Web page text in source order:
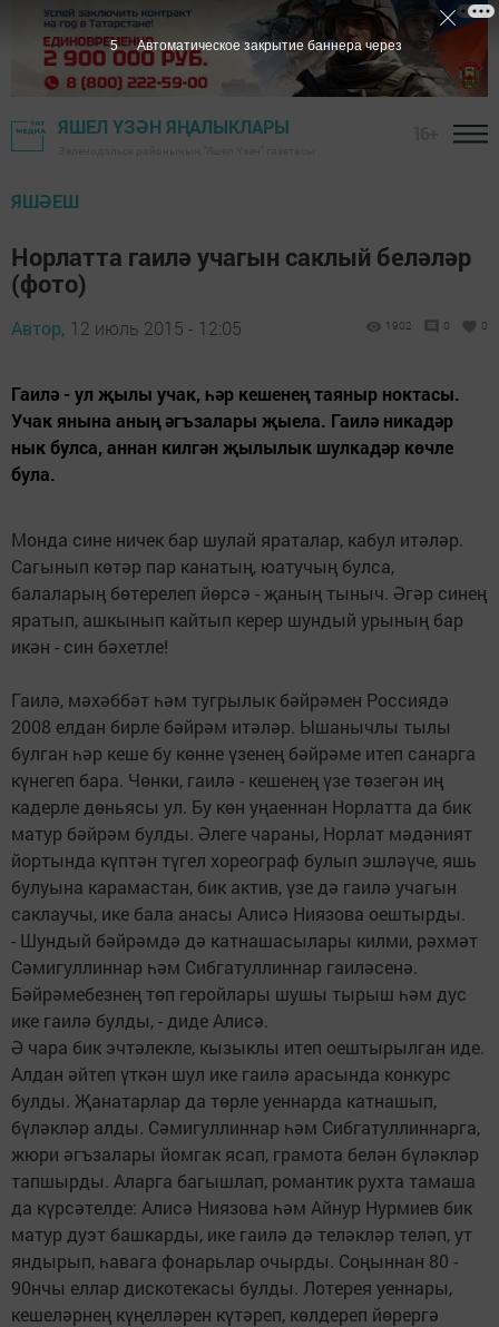
ЯШЕЛ ҮЗӘН ЯҢАЛЫКЛАРЫ
ЯШӘЕШ
Норлатта гаилә учагын саклый беләләр
(фото)
Автор, 12 июль 2015 - 12:05 1902 0 0
Гаилә - ул җылы учак, һәр кешенең таяныр ноктасы.
Учак янына аның әгъзалары җыела. Гаилә никадәр
нык булса, аннан килгән җылылык шулкадәр көчле
була.
Монда сине ничек бар шулай яраталар, кабул итәләр.
Сагынып көтәр пар канатың, юатучың булса,
балаларың бөтерелеп йөрсә - җаның тыныч. Әгәр синең
яратып, ашкынып кайтып керер шундый урының бар
икән - син бәхетле!
Гаилә, мәхәббәт һәм тугрылык бәйрәмен Россиядә
2008 елдан бирле бәйрәм итәләр. Ышанычлы тылы
булган һәр кеше бу көнне үзенең бәйрәме итеп санарга
күнегеп бара. Чөнки, гаилә - кешенең үзе төзегән иң
кадерле дөньясы ул. Бу көн уңаеннан Норлатта да бик
матур бәйрәм булды. Әлеге чараны, Норлат мәдәният
йортында күптән түгел хореограф булып эшләүче, яшь
булуына карамастан, бик актив, үзе дә гаилә учагын
саклаучы, ике бала анасы Алисә Ниязова оештырды.
- Шундый бәйрәмдә дә катнашасылары килми, рәхмәт
Сәмигуллиннар һәм Сибгатуллиннар гаиләсенә.
Бәйрәмебезнең төп геройлары шушы тырыш һәм дус
ике гаилә булды, - диде Алисә.
Ә чара бик эчтәлекле, кызыклы итеп оештырылган иде.
Алдан әйтеп үткән шул ике гаилә арасында конкурс
булды. Җанатарлар да төрле уеннарда катнашып,
бүләкләр алды. Сәмигуллиннар һәм Сибгатуллиннарга,
жюри әгъзалары йомгак ясап, грамота белән бүләкләр
тапшырды. Аларга багышлап, романтик рухта тамаша
да күрсәтелде: Алисә Ниязова һәм Айнур Нурмиев бик
матур дуэт башкарды, ике гаилә дә теләкләр теләп, ут
яндырып, һавага фонарьлар очырды. Соңыннан 80 -
90нчы еллар дискотекасы булды. Лотерея уеннары,
кешеләрнең күңелләрен күтәреп, көлдереп йөрергә
4 Автоматическое закрытие баннера через